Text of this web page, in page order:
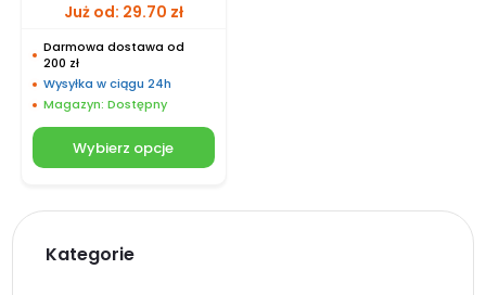
Już od: 29.70 zł
Darmowa dostawa od
200 zł
Wysyłka w ciągu 24h
Magazyn: Dostępny
Wybierz opcje
Kategorie